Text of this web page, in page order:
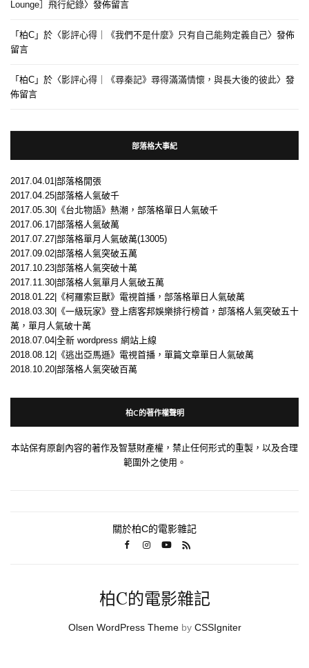
Lounge］飛行紀錄〉發佈留言
「 柏C 」於〈影評心得｜《我們不是什麼》只有自己能夠定義自己〉發佈
留言
「 柏C 」於〈影評心得｜《尋秦記》尋得滿滿情懷，與長大後的彼此〉發
佈留言
部落格大事紀
2017.04.01|部落格開張
2017.04.25|部落格人氣破千
2017.05.30|《台北物語》熱潮，部落格單日人氣破千
2017.06.17|部落格人氣破萬
2017.07.27|部落格單月人氣破萬(13005)
2017.09.02|部落格人氣突破五萬
2017.10.23|部落格人氣突破十萬
2017.11.30|部落格人氣單月人氣破五萬
2018.01.22|《柯羅索巨獸》電視首播，部落格單日人氣破萬
2018.03.30|《一級玩家》登上痞客邦娛樂排行榜首，部落格人氣突破五十
萬，單月人氣破十萬
2018.07.04|全新 wordpress 網站上線
2018.08.12|《逃出亞馬遜》電視首播，單篇文章單日人氣破萬
2018.10.20|部落格人氣突破百萬
柏C的著作權聲明
本站保有原創內容的著作及智慧財產權，禁止任何形式的重製，以及合理
範圍外之使用。
關於柏C的電影雜記
柏C的電影雜記
Olsen WordPress Themeby CSSIgniter